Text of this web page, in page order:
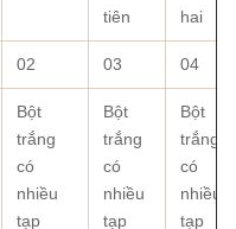
tiên
hai
02 03 04
Bột
trắng
có
nhiều
tạp
Bột
trắng
có
nhiều
tạp
Bột
trắng
có
nhiều
tạp